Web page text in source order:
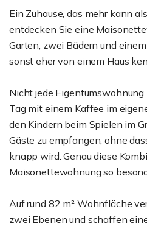
Ein Zuhause, das mehr kann
entdecken Sie eine
Garten, zwei Bädern und
sonst eher von einem Haus
Nicht jede
Tag mit einem Kaffee im
den Kindern beim Spielen im
Gäste zu empfangen, ohne
knapp wird. Genau diese
Maisonettewohnung so
Auf rund 82 m² Wohnfläche
zwei Ebenen und schaffen